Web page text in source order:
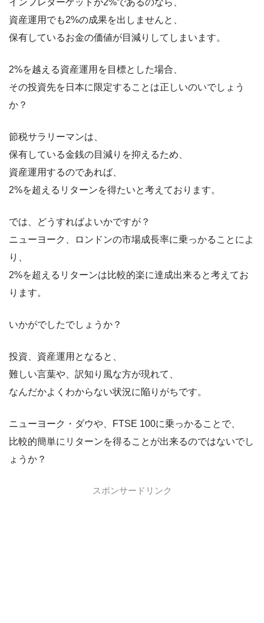
資産運用でも2%の成果を出しませんと、
保有しているお金の価値が目減りしてしまいます。
2%を越える資産運用を目標とした場合、
その投資先を日本に限定することは正しいのいでしょう
か？
節税サラリーマンは、
保有している金銭の目減りを抑えるため、
資産運用するのであれば、
2%を超えるリターンを得たいと考えております。
では、どうすればよいかですが？
ニューヨーク、ロンドンの市場成長率に乗っかることによ
り、
2%を超えるリターンは比較的楽に達成出来ると考えてお
ります。
いかがでしたでしょうか？
投資、資産運用となると、
難しい言葉や、訳知り風な方が現れて、
なんだかよくわからない状況に陥りがちです。
ニューヨーク・ダウや、FTSE 100に乗っかることで、
比較的簡単にリターンを得ることが出来るのではないでし
ょうか？
スポンサードリンク